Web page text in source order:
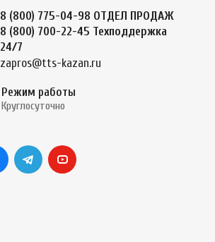
8 (800) 775-04-98 ОТДЕЛ ПРОДАЖ
8 (800) 700-22-45 Техподдержка
24/7
zapros@tts-kazan.ru
Режим работы
Круглосуточно